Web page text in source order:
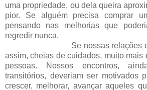
uma propriedade, ou dela queira
pior. Se alguém precisa comprar
pensando nas melhorias que
regredir nunca.
Se nossas relações com
assim, cheias de cuidados, muito mais
pessoas. Nossos encontros,
transitórios, deveriam ser motivados
crescer, melhorar, avançar aqueles